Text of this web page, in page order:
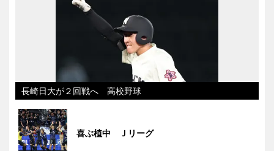
長崎日大が２回戦へ 高校野球
喜ぶ植中 Ｊリーグ